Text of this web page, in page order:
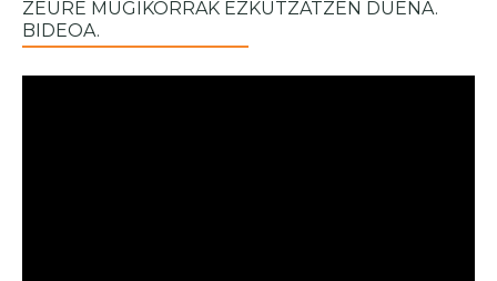
ZEURE MUGIKORRAK EZKUTZATZEN DUENA.
BIDEOA.